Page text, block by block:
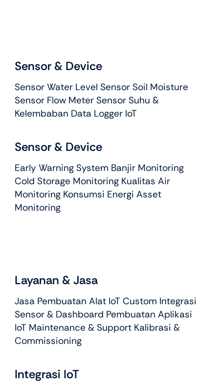
Sensor & Device
Sensor Water Level Sensor Soil Moisture
Sensor Flow Meter Sensor Suhu &
Kelembaban Data Logger IoT
Sensor & Device
Early Warning System Banjir Monitoring
Cold Storage Monitoring Kualitas Air
Monitoring Konsumsi Energi Asset
Monitoring
Layanan & Jasa
Jasa Pembuatan Alat IoT Custom Integrasi
Sensor & Dashboard Pembuatan Aplikasi
IoT Maintenance & Support Kalibrasi &
Commissioning
Integrasi IoT